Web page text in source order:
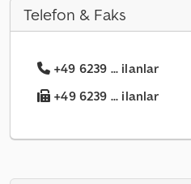
Telefon & Faks
+49 6239 ... ilanlar
+49 6239 ... ilanlar